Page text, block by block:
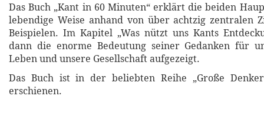
Das Buch „Kant in 60 Minuten“ erklärt die beiden
lebendige Weise anhand von über achtzig zentralen
Beispielen. Im Kapitel „Was nützt uns Kants
dann die enorme Bedeutung seiner Gedanken für
Leben und unsere Gesellschaft aufgezeigt.
Das Buch ist in der beliebten Reihe „Große
erschienen.